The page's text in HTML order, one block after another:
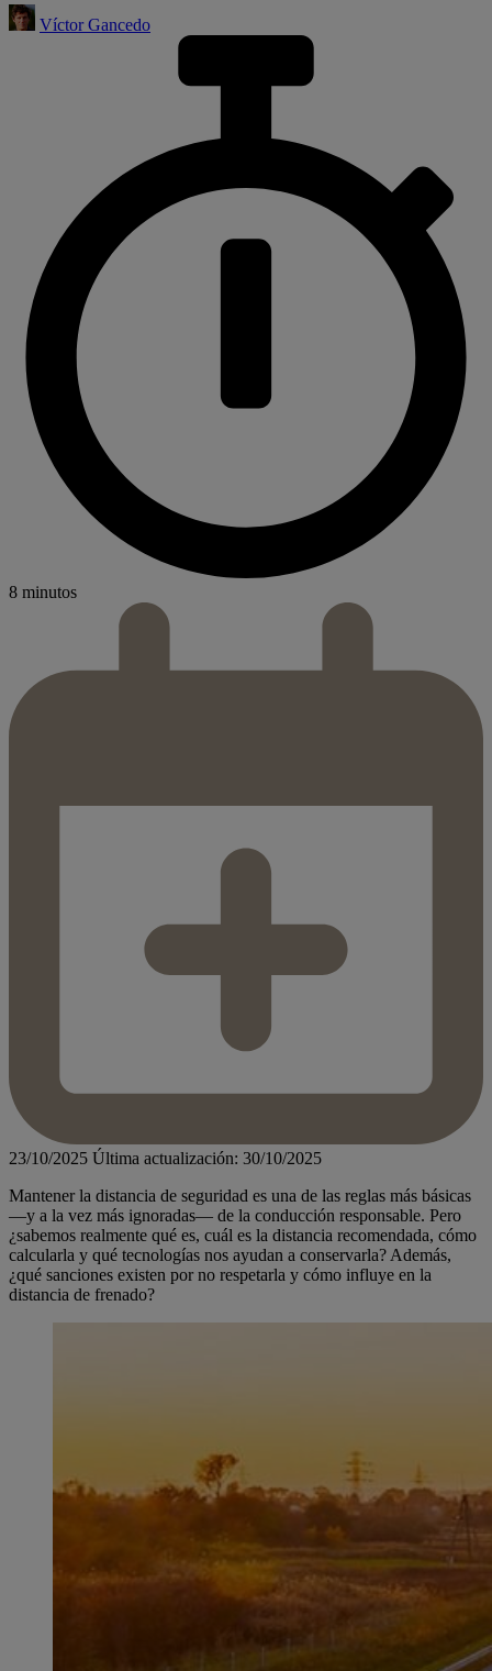
Víctor Gancedo
8 minutos
23/10/2025 Última actualización: 30/10/2025
Mantener la distancia de seguridad es una de las reglas más básicas
—y a la vez más ignoradas— de la conducción responsable. Pero
¿sabemos realmente qué es, cuál es la distancia recomendada, cómo
calcularla y qué tecnologías nos ayudan a conservarla? Además,
¿qué sanciones existen por no respetarla y cómo influye en la
distancia de frenado?